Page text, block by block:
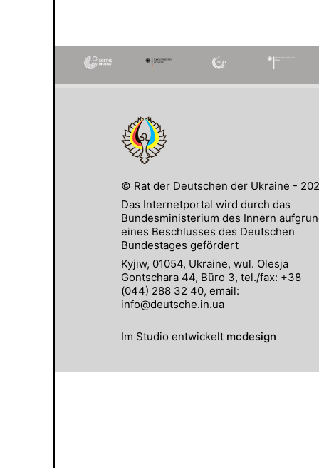
© Rat der Deutschen der Ukraine -
Das Internetportal wird durch das
Bundesministerium des Innern
eines Beschlusses des Deutschen
Bundestages gefördert
Kyjiw, 01054, Ukraine, wul. Olesja
Gontschara 44, Büro 3, tel./fax: +38
(044) 288 32 40, email:
info@deutsche.in.ua
Im Studio entwickelt mcdesign